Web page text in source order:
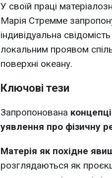
У своїй праці
Марія Стремме
індивідуальна
локальним проявом
поверхні океану.
Ключові тези
Запропонована
уявлення про фізичну
Матерія як похідне
розглядаються як